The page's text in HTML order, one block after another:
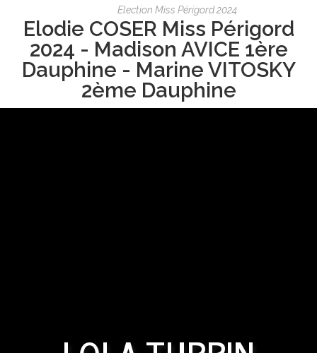
Election Miss Périgord 2024
Elodie COSER Miss Périgord
2024 - Madison AVICE 1ère
Dauphine - Marine VITOSKY
2ème Dauphine